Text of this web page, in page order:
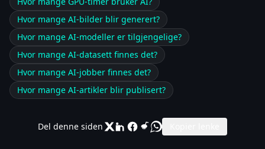
Hvor mange AI-bilder blir generert?
Hvor mange AI-modeller er tilgjengelige?
Hvor mange AI-datasett finnes det?
Hvor mange AI-jobber finnes det?
Hvor mange AI-artikler blir publisert?
Del denne siden